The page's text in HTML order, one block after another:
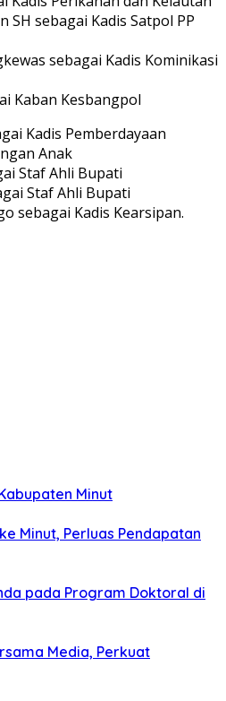
SH sebagai Kadis Satpol PP
sebagai Kadis Kominikasi
Kaban Kesbangpol
Kadis Pemberdayaan
Anak
Staf Ahli Bupati
Staf Ahli Bupati
sebagai Kadis Kearsipan.
Kabupaten Minut
Minut, Perluas Pendapatan
pada Program Doktoral di
Media, Perkuat